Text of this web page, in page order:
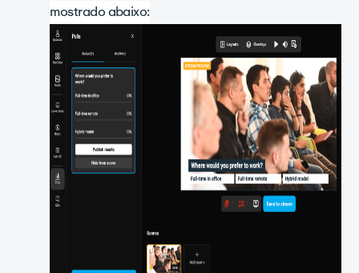
mostrado abaixo: